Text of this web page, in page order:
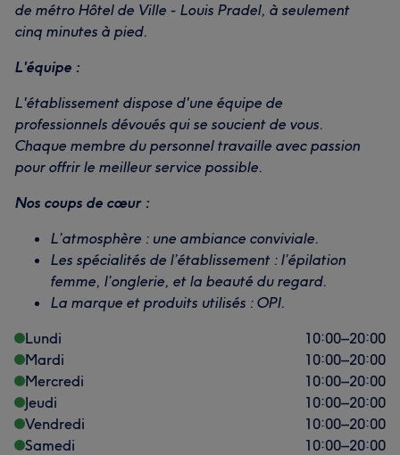
de métro Hôtel de Ville - Louis Pradel, à seulement
cinq minutes à pied.
L'équipe :
L'établissement dispose d'une équipe de
professionnels dévoués qui se soucient de vous.
Chaque membre du personnel travaille avec passion
pour offrir le meilleur service possible.
Nos coups de cœur :
L’atmosphère : une ambiance conviviale.
Les spécialités de l’établissement : l’épilation
femme, l’onglerie, et la beauté du regard.
La marque et produits utilisés : OPI.
Lundi
10:00–20:00
Mardi
10:00–20:00
Mercredi
10:00–20:00
Jeudi
10:00–20:00
Vendredi
10:00–20:00
Samedi
10:00–20:00